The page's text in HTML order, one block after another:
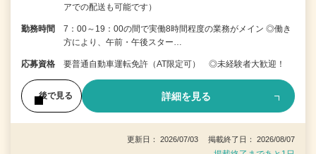
アでの配送も可能です）
勤務時間
7：00～19：00の間で実働8時間程度の業務がメイン ◎働き
方により、午前・午後スター…
応募資格 要普通自動車運転免許（AT限定可） ◎未経験者大歓迎！
後で見る 詳細を見る
更新日： 2026/07/03 掲載終了日： 2026/08/07